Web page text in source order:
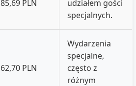
85,69 PLN
udziałem gości
specjalnych.
62,70 PLN
Wydarzenia
specjalne,
często z
różnym